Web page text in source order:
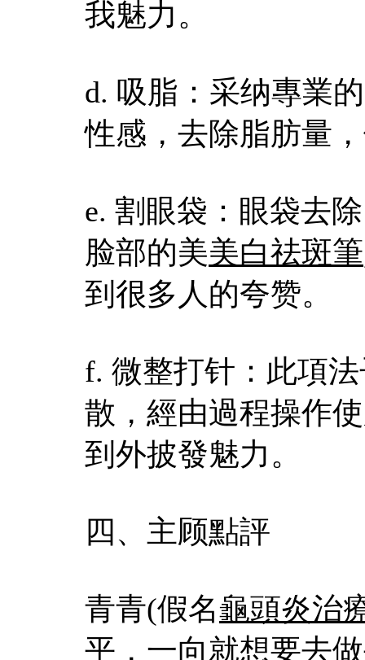
我魅力。
d. 吸脂：采纳專業
性感，去除脂肪量
e. 割眼袋：眼袋去
脸部的美美白祛斑筆
到很多人的夸赞。
f. 微整打针：此項
散，經由過程操作
到外披發魅力。
四、主顾點評
青青(假名龜頭炎治
平，一向就想要去